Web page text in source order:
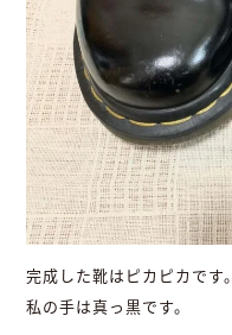
完成した靴はピカピカです。
私の手は真っ黒です。